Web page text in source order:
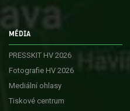
MÉDIA
PRESSKIT HV 2026
Fotografie HV 2026
Mediální ohlasy
Tiskové centrum